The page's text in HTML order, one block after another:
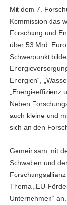
Mit dem 7.
Kommission das
Forschung und
über 53 Mrd.
Schwerpunkt
Energien“,
„Energieeffizienz
Neben
auch kleine und
sich an den
Gemeinsam mit
Schwaben und
Thema „EU-
Unternehmen“